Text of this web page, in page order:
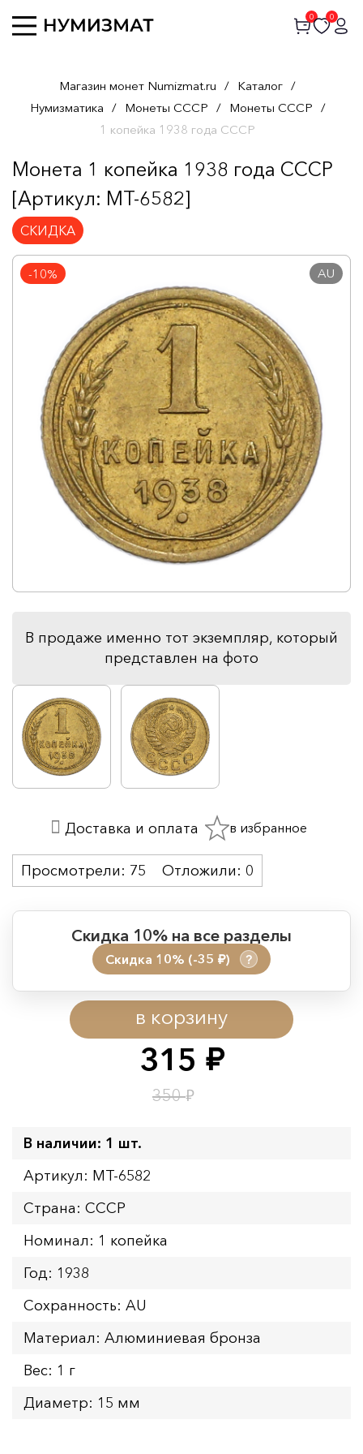
0 0
Магазин монет Numizmat.ru / Каталог /
Нумизматика / Монеты СССР / Монеты СССР /
1 копейка 1938 года СССР
Монета 1 копейка 1938 года СССР
[Артикул: MT-6582]
СКИДКА
-10% AU
В продаже именно тот экземпляр, который
представлен на фото
315 руб.
350₽
в корзину
Скидка 10% на все разделы
Скидка 10% (-35 руб.) ?
Период действия акции:
Начало:
08.08.2026 00:01
Окончание:
09.08.2026 23:59
Время до окончания:
Просмотрели: 75 Отложили: 0
Доставка и оплата в избранное
В наличии: 1 шт.
Артикул: MT-6582
Страна: СССР
Номинал: 1 копейка
Год: 1938
Сохранность: AU
Материал: Алюминиевая бронза
Вес: 1 г
Диаметр: 15 мм